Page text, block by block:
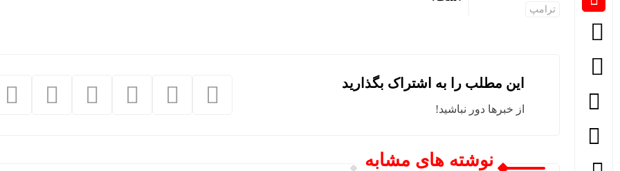
ترامپ
این مطلب را به اشتراک بگذارید
از خبرها دور نباشید!
نوشته های مشابه